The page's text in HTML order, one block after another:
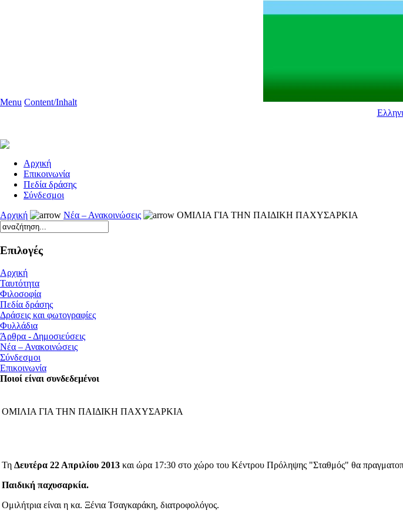
Menu Content/Inhalt
Aρχική
Επικοινωνία
Πεδία δράσης
Σύνδεσμοι
Αρχική
Νέα – Ανακοινώσεις ΟΜΙΛΙΑ ΓΙΑ ΤΗΝ ΠΑΙΔΙΚΗ ΠΑΧΥΣΑΡΚΙΑ
Επιλογές
Αρχική
Ταυτότητα
Φιλοσοφία
Πεδία δράσης
Δράσεις και φωτογραφίες
Φυλλάδια
Άρθρα - Δημοσιεύσεις
Νέα – Ανακοινώσεις
Σύνδεσμοι
Επικοινωνία
Ποιοί είναι συνδεδεμένοι
ΟΜΙΛΙΑ ΓΙΑ ΤΗΝ ΠΑΙΔΙΚΗ ΠΑΧΥΣΑΡΚΙΑ
Τη Δευτέρα 22 Απριλίου 2013 και ώρα 17:30 στο χώρο του Κέντρου Πρόληψης "Σταθμός" θα
Παιδική παχυσαρκία.
Ομιλήτρια είναι η κα. Ξένια Τσαγκαράκη, διατροφολόγος.